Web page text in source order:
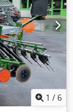
1 / 6